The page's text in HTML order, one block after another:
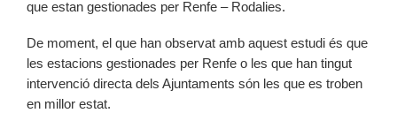
que estan gestionades per Renfe – Rodalies.
De moment, el que han observat amb aquest estudi és que
les estacions gestionades per Renfe o les que han tingut
intervenció directa dels Ajuntaments són les que es troben
en millor estat.